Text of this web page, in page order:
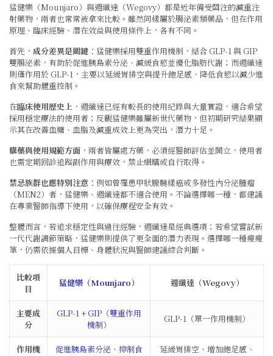
猛健樂（Mounjaro）與週纖達（Wegovy）都是近年備受關注的減重注
射藥物，兩者也常常被拿來比較。雖然同樣屬於腸泌素類藥品，但在作用
原理、臨床經驗、潛在效益與使用條件上，各有不同。
首先， 成分差異是關鍵 ：猛健樂採用雙重作用機制，結合 GLP-1 與 GIP
雙腸泌素，有助於促進胰島素分泌、減緩食慾並優化脂肪代謝；而週纖達
則僅作用於 GLP-1，主要以延緩胃排空與提升飽足感、降低食慾以減少進
食來幫助體重控制。
在臨床使用歷史上 ，週纖達已經有較長的使用紀錄與大量實證，適合希望
採用穩定療法的使用者； 反觀猛健樂雖屬新世代藥物，但初期研究結果顯
示其在改善血糖、血脂及減重成效上更為突出，潛力十足 。
購藥與使用規範方面 ，兩者皆屬處方藥，必須經醫師評估並開立，使用者
也需定期回診追蹤副作用與療效，禁止網購或自行取得。
禁忌族群也應特別注意 ：例如曾罹患甲狀腺髓樣癌或多發性內分泌腫瘤
（MEN2）者，猛健樂、週纖達都不適合使用。不論選擇哪一種，都建議
在專業醫師指導下使用，以確保療程安全有效。
整體而言，若追求穩定性與過往經驗，週纖達是經典選項；若希望嘗試新
一代代謝調節策略，猛健樂則提供了更全面的潛力表現。選擇哪一種瘦瘦
筆，仍需依據個人目標、身體狀況與醫師建議綜合判斷。
比較項
目
猛健樂（Mounjaro） 週纖達（Wegovy）
主要成
分
GLP-1 + GIP（雙重作用
機制）
GLP-1（單一作用機制）
作用機
促進胰島素分泌、抑制食
延緩胃排空、增加飽足感、